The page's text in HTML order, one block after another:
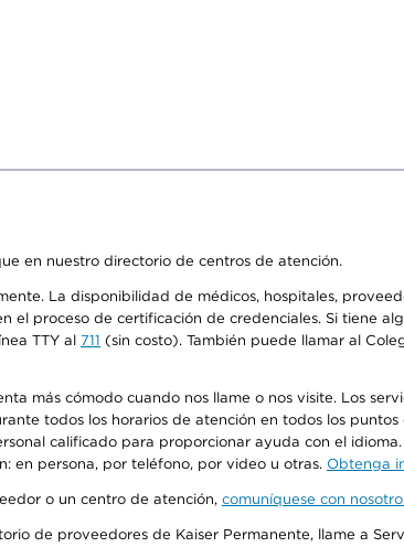
en nuestro directorio de centros de atención.
La disponibilidad de médicos, hospitales,
el proceso de certificación de credenciales. Si tiene
TTY al 711 (sin costo). También puede llamar al
más cómodo cuando nos llame o nos visite. Los
todos los horarios de atención en todos los
calificado para proporcionar ayuda con el
en persona, por teléfono, por video u otras. Obtenga
o un centro de atención, comuníquese con
de proveedores de Kaiser Permanente, llame a